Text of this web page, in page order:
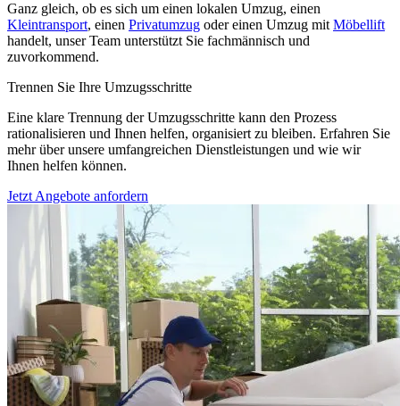
Ganz gleich, ob es sich um einen lokalen Umzug, einen
Kleintransport, einen Privatumzug oder einen Umzug mit Möbellift
handelt, unser Team unterstützt Sie fachmännisch und
zuvorkommend.
Trennen Sie Ihre Umzugsschritte
Eine klare Trennung der Umzugsschritte kann den Prozess
rationalisieren und Ihnen helfen, organisiert zu bleiben. Erfahren Sie
mehr über unsere umfangreichen Dienstleistungen und wie wir
Ihnen helfen können.
Jetzt Angebote anfordern